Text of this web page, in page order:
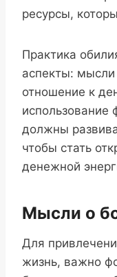
ресурсы,
Практика
аспекты: мысли
отношение к
должны
чтобы стать
денежной
Мысли о
Для
жизнь, важно